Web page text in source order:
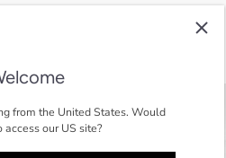
from the United States. Would
access our US site?